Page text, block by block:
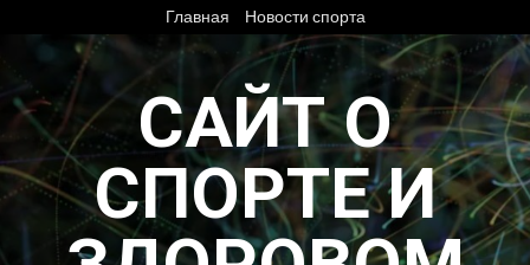
содержимому
Главная Новости спорта
САЙТ О
СПОРТЕ И